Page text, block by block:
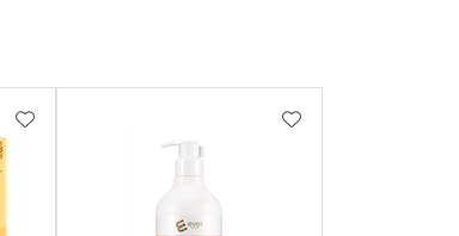
ADICIONAR AOS FAVORITOSADICIONAR AOS